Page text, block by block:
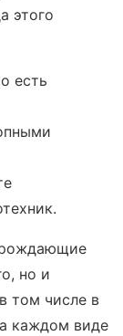
этого
есть
но и
том числе в
каждом виде